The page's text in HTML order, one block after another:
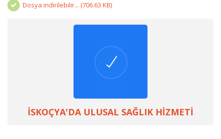
Dosya indirilebilir... (706.63 KB)
İSKOÇYA'DA ULUSAL SAĞLIK HİZMETİ